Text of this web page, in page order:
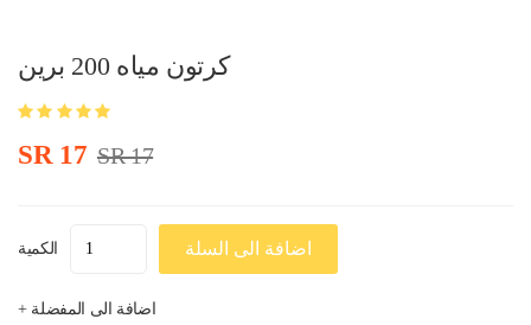
كرتون مياه 200 برين
SR 17 SR 17
الكمية اضافة الى السلة
+ اضافة الى المفضلة